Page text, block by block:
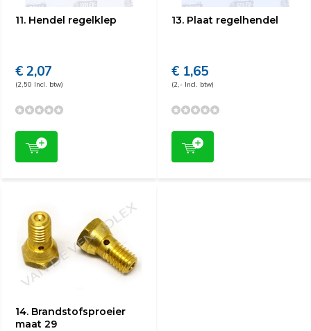
11. Hendel regelklep
€ 2,07
(2,50 Incl. btw)
13. Plaat regelhendel
€ 1,65
(2,- Incl. btw)
14. Brandstofsproeier
maat 29